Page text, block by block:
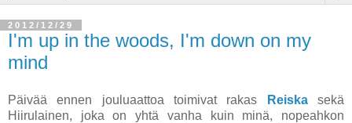
2012/12/29
I'm up in the woods, I'm down on my
mind
Päivää ennen jouluaattoa toimivat rakas Reiskasekä
Hiirulainen, joka on yhtä vanha kuin minä, nopeahkon